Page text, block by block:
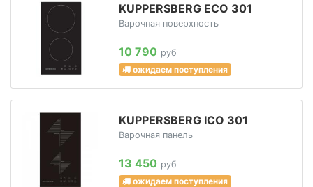
KUPPERSBERG ECO 301
Варочная поверхность
10 790 руб
ожидаем поступления
KUPPERSBERG ICO 301
Варочная панель
13 450 руб
ожидаем поступления